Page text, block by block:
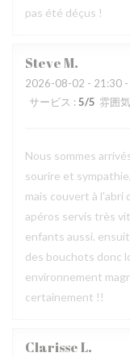
pas été déçus !
SteveM
2026-08-02 - 21:30 -
サービス : 5/5 雰囲気
Nous sommes
sourire et
mais couvert à l'abri
apéros servis très
enfants aussi.
des bouchots donc
environnement
certainement !!
ClarisseL